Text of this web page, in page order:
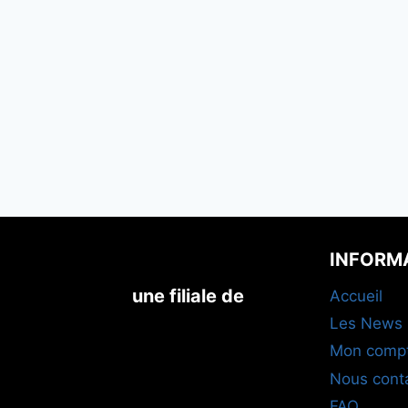
une filiale de
Accueil
Les News
Mon
Nous